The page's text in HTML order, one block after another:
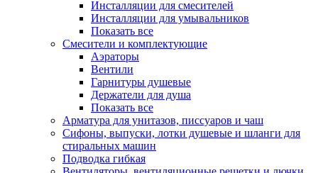
Инсталляции для смесителей
Инсталляции для умывальников
Показать все
Смесители и комплектующие
Аэраторы
Вентили
Гарнитуры душевые
Держатели для душа
Показать все
Арматура для унитазов, писсуаров и чаш
Сифоны, выпуски, лотки душевые и шланги для
стиральных машин
Подводка гибкая